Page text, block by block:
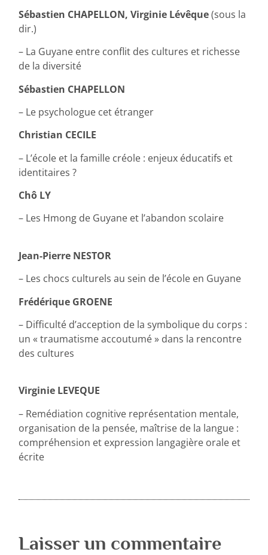
Sébastien CHAPELLON, Virginie Lévêque(sous la
dir.)
– La Guyane entre conflit des cultures et richesse
de la diversité
Sébastien CHAPELLON
– Le psychologue cet étranger
Christian CECILE
– L’école et la famille créole : enjeux éducatifs et
identitaires ?
Chô LY
– Les Hmong de Guyane et l’abandon scolaire
Jean-Pierre NESTOR
– Les chocs culturels au sein de l’école en Guyane
Frédérique GROENE
– Difficulté d’acception de la symbolique du corps :
un « traumatisme accoutumé » dans la rencontre
des cultures
Virginie LEVEQUE
– Remédiation cognitive représentation mentale,
organisation de la pensée, maîtrise de la langue :
compréhension et expression langagière orale et
écrite
Laisser un commentaire